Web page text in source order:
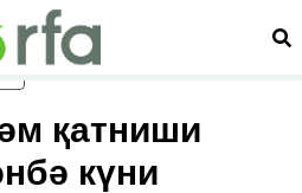
қатниши
күни